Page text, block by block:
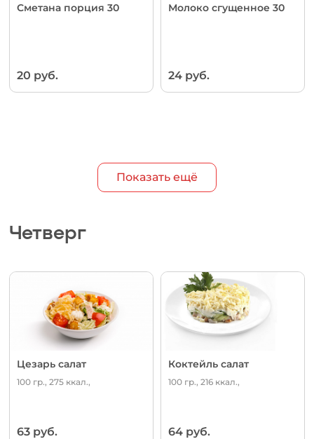
Сметана порция 30
20 руб.
Молоко сгущенное 30
24 руб.
Показать ещё
Четверг
Цезарь салат
100 гр., 275 ккал.,
63 руб.
Коктейль салат
100 гр., 216 ккал.,
64 руб.